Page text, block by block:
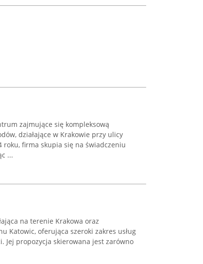
zajmujące się kompleksową
działające w Krakowie przy ulicy
roku, firma skupia się na świadczeniu
...
na terenie Krakowa oraz
Katowic, oferująca szeroki zakres usług
Jej propozycja skierowana jest zarówno